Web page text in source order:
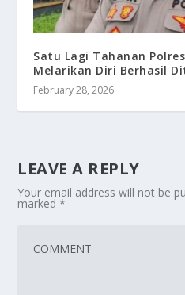
Satu Lagi Tahanan
Melarikan Diri Berhasil
February 28, 2026
LEAVE A REPLY
Your email address will not be
marked*